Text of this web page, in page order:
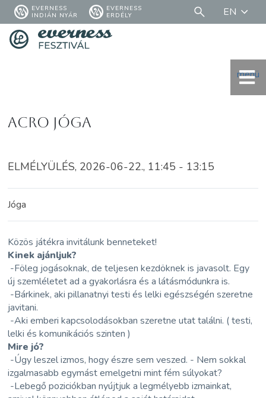
EVERNESS
INDIÁN NYÁR
EVERNESS
ERDÉLY
EN
menü
Acro Jóga
ELMÉLYÜLÉS, 2026-06-22., 11:45 - 13:15
Jóga
Közös játékra invitálunk benneteket!
Kinek ajánljuk?
-Föleg jogásoknak, de teljesen kezdöknek is javasolt. Egy
új szemléletet ad a gyakorlásra és a látásmódunkra is.
-Bárkinek, aki pillanatnyi testi és lelki egészségén szeretne
javitani.
-Aki emberi kapcsolodásokban szeretne utat találni. ( testi,
lelki és komunikációs szinten )
Mire jó?
-Úgy leszel izmos, hogy észre sem veszed. - Nem sokkal
izgalmasabb egymást emelgetni mint fém súlyokat?
-Lebegő poziciókban nyújtjuk a legmélyebb izmainkat,